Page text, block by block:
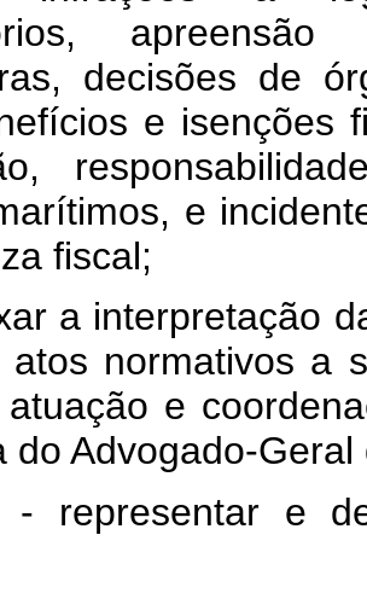
decisões de
e isenções
e
fiscal;
a interpretação
atos normativos a
e
do Advogado-Geral
- representar e